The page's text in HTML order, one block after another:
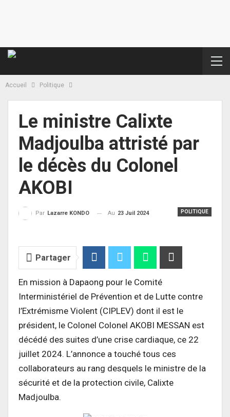
Accueil Politique
Le ministre Calixte
Madjoulba attristé par
le décès du Colonel
AKOBI
POLITIQUE
Par Lazarre KONDO Au 23 Juil 2024
Partager
En mission à Dapaong pour le Comité
Interministériel de Prévention et de Lutte contre
l’Extrémisme Violent (CIPLEV) dont il est le
président, le Colonel Colonel AKOBI MESSAN est
décédé des suites d’une crise cardiaque, ce 22
juillet 2024. L’annonce a touché tous ces
collaborateurs au rang desquels le ministre de la
sécurité et de la protection civile, Calixte
Madjoulba.